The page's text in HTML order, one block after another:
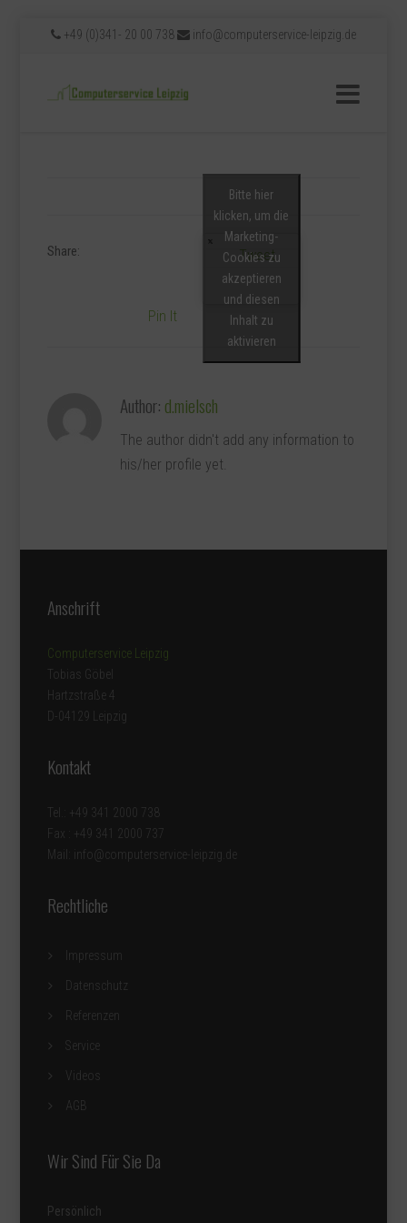
+49 (0)341- 20 00 738 info@computerservice-leipzig.de
Share: Tweet
Bitte hier
klicken, um die
Marketing-
Cookies zu
akzeptieren
und diesen
Inhalt zu
aktivieren
Pin It
Author: d.mielsch
The author didn't add any information to
his/her profile yet.
Anschrift
Computerservice Leipzig
Tobias Göbel
Hartzstraße 4
D-04129 Leipzig
Kontakt
Tel.: +49 341 2000 738
Fax : +49 341 2000 737
Mail: info@computerservice-leipzig.de
Rechtliche
Impressum
Datenschutz
Referenzen
Service
Videos
AGB
Wir Sind Für Sie Da
Persönlich